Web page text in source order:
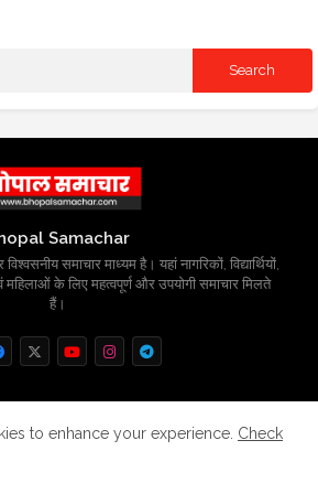
Samachar
समाचार माध्यम है। यहां नागरिकों, विद्यार्थियों,
महिलाओं के लिए महत्वपूर्ण और उपयोगी समाचार मिलते
हैं।
Contact us
Privacy Policy
to enhance your experience. Check